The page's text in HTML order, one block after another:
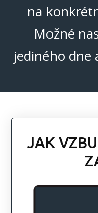
na
Možné
jediného dne
JAK